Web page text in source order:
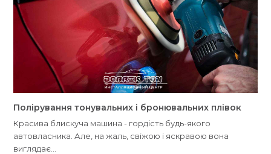
Полірування тонувальних і бронювальних плівок
Красива блискуча машина - гордість будь-якого
автовласника. Але, на жаль, свіжою і яскравою вона
виглядає…